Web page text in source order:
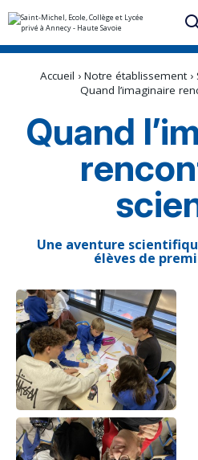
Aller
navigation
Outils
Accueil › Notre établissement ›
Quand l’imaginaire
Quand
Une aventure
élèves de